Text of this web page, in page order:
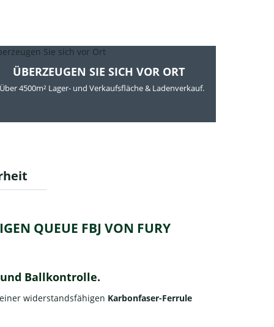
ÜBERZEUGEN SIE SICH VOR ORT
Über 4500m² Lager- und Verkaufsfläche & Ladenverkauf.
QUEUE FBJ VON FURY
Ballkontrolle.
widerstandsfähigen Karbonfaser-Ferrule